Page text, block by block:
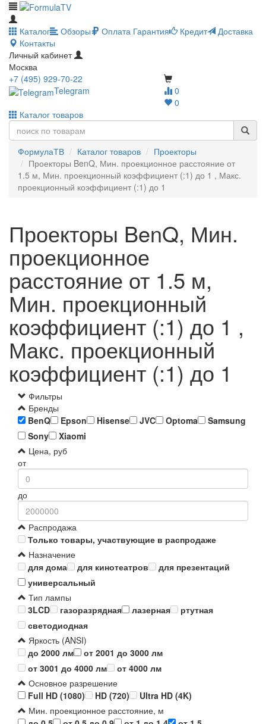
Каталог Обзоры Оплата Гарантия Кредит
Доставка
Контакты
Личный кабинет
Москва
0
0
+7 (495) 929-70-22
Telegram
Каталог товаров
ФормулаТВ Каталог товаров
Проекторы
Проекторы BenQ, Мин. проекционное расстояние от
1.5 м, Мин. проекционный коэффициент (:1) до 1 , Макс.
проекционный коэффициент (:1) до 1
Проекторы BenQ, Мин.
проекционное
расстояние от 1.5 м,
Мин. проекционный
коэффициент (:1) до 1 ,
Макс. проекционный
коэффициент (:1) до 1
Фильтры
Бренды
BenQ
Epson Hisense JVC Optoma
Samsung
Sony
Xiaomi
Цена, руб
от
до
Распродажа
Только товары, участвующие в распродаже
Назначение
для дома
для кинотеатров
для презентаций
универсальный
Тип лампы
3LCD
газоразрядная лазерная
ртутная
светодиодная
Яркость (ANSI)
до 2000 лм
от 2001 до 3000 лм
от 3001 до 4000 лм
от 4000 лм
Основное разрешение
Full HD (1080)
HD (720)
Ultra HD (4K)
Мин. проекционное расстояние, м